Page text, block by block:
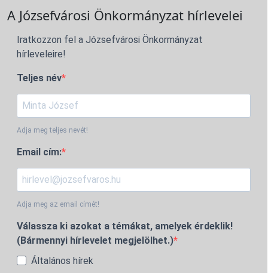
A Józsefvárosi Önkormányzat hírlevelei
Iratkozzon fel a Józsefvárosi Önkormányzat
hírleveleire!
Teljes név
Adja meg teljes nevét!
Email cím:
Adja meg az email címét!
Válassza ki azokat a témákat, amelyek érdeklik!
(Bármennyi hírlevelet megjelölhet.)
Általános hírek